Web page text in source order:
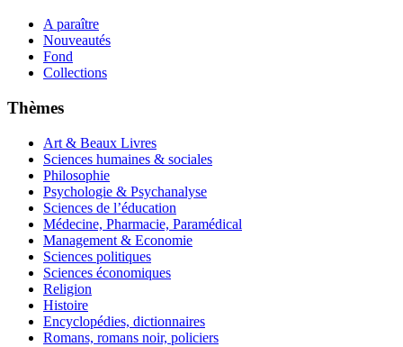
A paraître
Nouveautés
Fond
Collections
Thèmes
Art & Beaux Livres
Sciences humaines & sociales
Philosophie
Psychologie & Psychanalyse
Sciences de l’éducation
Médecine, Pharmacie, Paramédical
Management & Economie
Sciences politiques
Sciences économiques
Religion
Histoire
Encyclopédies, dictionnaires
Romans, romans noir, policiers